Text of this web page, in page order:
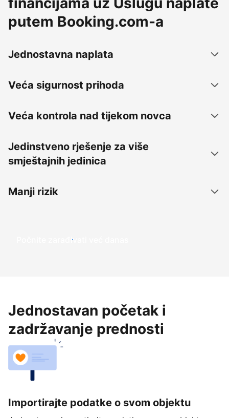
putem Booking.com-a
Jednostavna naplata
Veća sigurnost prihoda
Veća kontrola nad tijekom novca
Jedinstveno rješenje za više
smještajnih jedinica
Manji rizik
Počnite zarađivati već ​​danas
Jednostavan početak i
zadržavanje prednosti
Importirajte podatke o svom objektu